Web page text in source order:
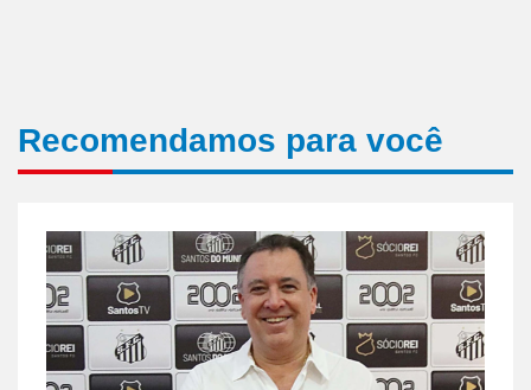
Recomendamos para você